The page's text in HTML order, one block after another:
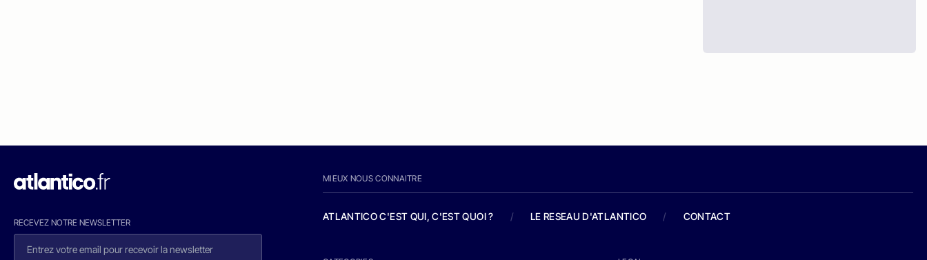
RECEVEZ NOTRE NEWSLETTER
MIEUX NOUS CONNAITRE
ATLANTICO C'EST QUI, C'EST QUOI ? / LE RESEAU D'ATLANTICO / CONTACT